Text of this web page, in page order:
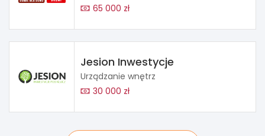
65 000 zł
Jesion Inwestycje
Urządzanie wnętrz
30 000 zł